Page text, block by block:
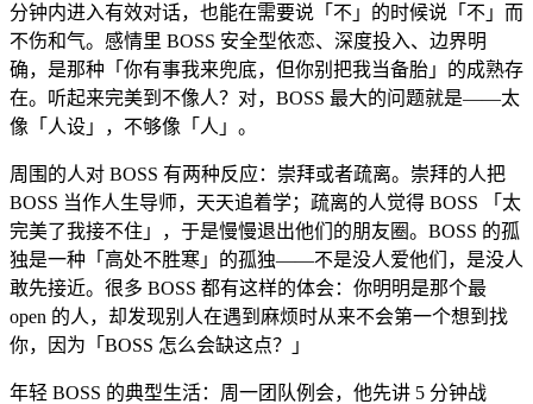
分钟内进入有效对话，也能在需要说「不」的时候说「不」而
不伤和气。感情里 BOSS 安全型依恋、深度投入、边界明
确，是那种「你有事我来兜底，但你别把我当备胎」的成熟存
在。听起来完美到不像人？对，BOSS 最大的问题就是——太
像「人设」，不够像「人」。
周围的人对 BOSS 有两种反应：崇拜或者疏离。崇拜的人把
BOSS 当作人生导师，天天追着学；疏离的人觉得 BOSS 「太
完美了我接不住」，于是慢慢退出他们的朋友圈。BOSS 的孤
独是一种「高处不胜寒」的孤独——不是没人爱他们，是没人
敢先接近。很多 BOSS 都有这样的体会：你明明是那个最
open 的人，却发现别人在遇到麻烦时从来不会第一个想到找
你，因为「BOSS 怎么会缺这点？」
年轻 BOSS 的典型生活：周一团队例会，他先讲 5 分钟战